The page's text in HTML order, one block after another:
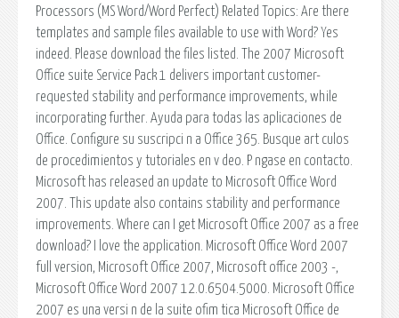
Processors (MS Word/Word Perfect) Related Topics: Are there
templates and sample files available to use with Word? Yes
indeed. Please download the files listed. The 2007 Microsoft
Office suite Service Pack 1 delivers important customer-
requested stability and performance improvements, while
incorporating further. Ayuda para todas las aplicaciones de
Office. Configure su suscripci n a Office 365. Busque art culos
de procedimientos y tutoriales en v deo. P ngase en contacto.
Microsoft has released an update to Microsoft Office Word
2007. This update also contains stability and performance
improvements. Where can I get Microsoft Office 2007 as a free
download? I love the application. Microsoft Office Word 2007
full version, Microsoft Office 2007, Microsoft office 2003 -,
Microsoft Office Word 2007 12.0.6504.5000. Microsoft Office
2007 es una versi n de la suite ofim tica Microsoft Office de